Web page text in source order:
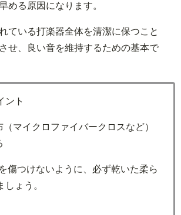
める原因になります。
ている打楽器全体を清潔に保つこと
せ、良い音を維持するための基本で
ント
マイクロファイバークロスなど）
傷つけないように、必ず乾いた柔ら
ょう。